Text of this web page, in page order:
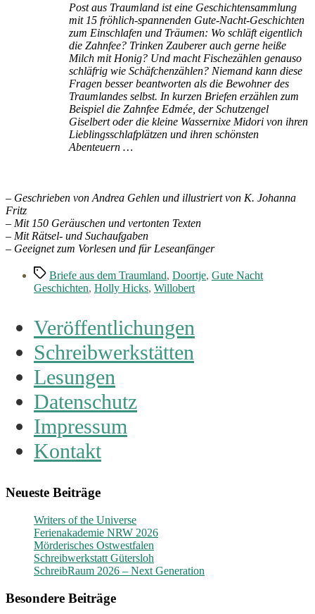
Post aus Traumland ist eine Geschichtensammlung
mit 15 fröhlich-spannenden Gute-Nacht-Geschichten
zum Einschlafen und Träumen: Wo schläft eigentlich
die Zahnfee? Trinken Zauberer auch gerne heiße
Milch mit Honig? Und macht Fischezählen genauso
schläfrig wie Schäfchenzählen? Niemand kann diese
Fragen besser beantworten als die Bewohner des
Traumlandes selbst. In kurzen Briefen erzählen zum
Beispiel die Zahnfee Edmée, der Schutzengel
Giselbert oder die kleine Wassernixe Midori von ihren
Lieblingsschlafplätzen und ihren schönsten
Abenteuern …
– Geschrieben von Andrea Gehlen und illustriert von K. Johanna
Fritz
– Mit 150 Geräuschen und vertonten Texten
– Mit Rätsel- und Suchaufgaben
– Geeignet zum Vorlesen und für Leseanfänger
Schlagwörter
Briefe aus dem Traumland, Doortje, Gute Nacht
Geschichten, Holly Hicks, Willobert
Veröffentlichungen
Schreibwerkstätten
Lesungen
Datenschutz
Impressum
Kontakt
Neueste Beiträge
Writers of the Universe
Ferienakademie NRW 2026
Mörderisches Ostwestfalen
Schreibwerkstatt Gütersloh
SchreibRaum 2026 – Next Generation
Besondere Beiträge